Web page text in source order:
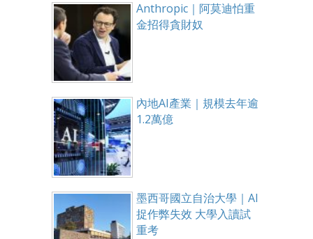
Anthropic｜阿莫迪怕重
金招得貪財奴
內地AI產業｜規模去年逾
1.2萬億
墨西哥國立自治大學｜AI
捉作弊失效 大學入讀試
重考